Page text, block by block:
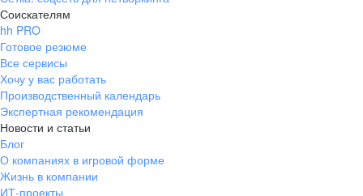
Соискателям
hh PRO
Готовое резюме
Все сервисы
Хочу у вас работать
Производственный календарь
Экспертная рекомендация
Новости и статьи
Блог
О компаниях в игровой форме
Жизнь в компании
ИТ-проекты